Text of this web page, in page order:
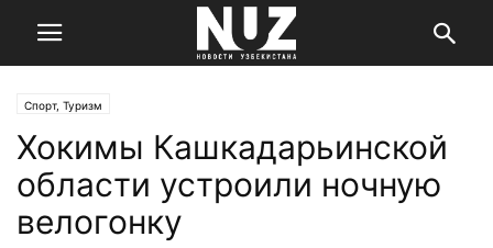
Спорт, Туризм
Хокимы Кашкадарьинской
области устроили ночную
велогонку